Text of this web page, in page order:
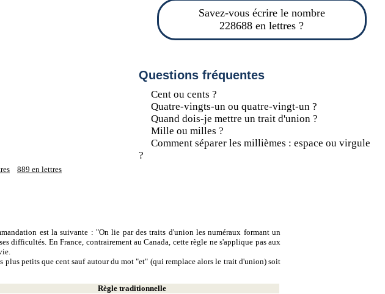
Savez-vous écrire le nombre
228688 en lettres ?
Questions fréquentes
Cent ou cents ?
Quatre-vingts-un ou quatre-vingt-un ?
Quand dois-je mettre un trait d'union ?
Mille ou milles ?
Comment séparer les millièmes : espace ou virgule
?
889 en lettres
est la suivante : "On lie par des traits d'union les numéraux formant un
difficultés. En France, contrairement au Canada, cette règle ne s'applique pas aux
plus petits que cent sauf autour du mot "et" (qui remplace alors le trait d'union) soit
Règle traditionnelle